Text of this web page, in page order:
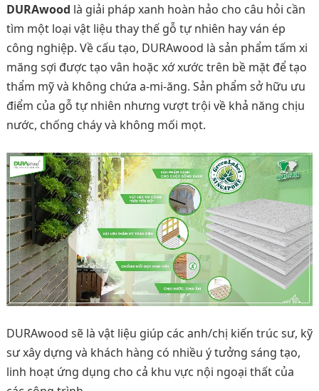
DURAwood là giải pháp xanh hoàn hảo cho câu hỏi cần
tìm một loại vật liệu thay thế gỗ tự nhiên hay ván ép
công nghiệp. Về cấu tạo, DURAwood là sản phẩm tấm xi
măng sợi được tạo vân hoặc xớ xước trên bề mặt để tạo
thẩm mỹ và không chứa a-mi-ăng. Sản phẩm sở hữu ưu
điểm của gỗ tự nhiên nhưng vượt trội về khả năng chịu
nước, chống cháy và không mối mọt.
DURAwood sẽ là vật liệu giúp các anh/chị kiến trúc sư, kỹ
sư xây dựng và khách hàng có nhiều ý tưởng sáng tạo,
linh hoạt ứng dụng cho cả khu vực nội ngoại thất của